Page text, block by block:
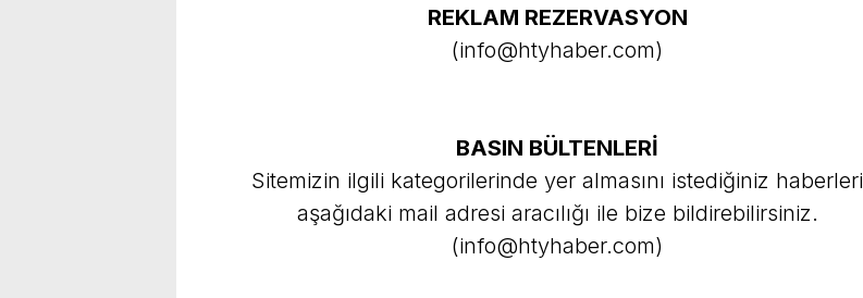
REKLAM REZERVASYON
(info@htyhaber.com)
BASIN BÜLTENLERİ
Sitemizin ilgili kategorilerinde yer almasını istediğiniz haberleri
aşağıdaki mail adresi aracılığı ile bize bildirebilirsiniz.
(info@htyhaber.com)